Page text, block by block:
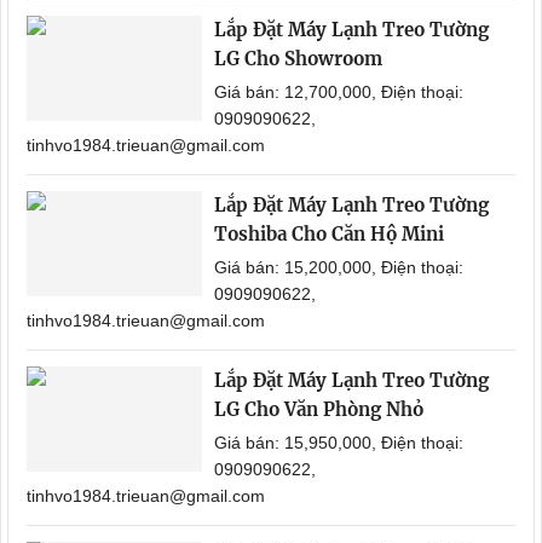
Lắp Đặt Máy Lạnh Treo Tường
LG Cho Showroom
Giá bán: 12,700,000, Điện thoại:
0909090622,
tinhvo1984.trieuan@gmail.com
Lắp Đặt Máy Lạnh Treo Tường
Toshiba Cho Căn Hộ Mini
Giá bán: 15,200,000, Điện thoại:
0909090622,
tinhvo1984.trieuan@gmail.com
Lắp Đặt Máy Lạnh Treo Tường
LG Cho Văn Phòng Nhỏ
Giá bán: 15,950,000, Điện thoại:
0909090622,
tinhvo1984.trieuan@gmail.com